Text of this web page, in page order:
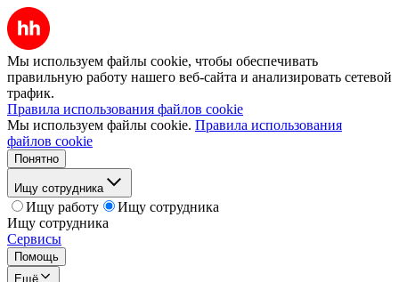
Мы используем файлы cookie, чтобы обеспечивать
правильную работу нашего веб-сайта и анализировать сетевой
трафик.
Правила использования файлов cookie
Мы используем файлы cookie. Правила использования
файлов cookie
Понятно
Ищу сотрудника
Ищу работу
Ищу сотрудника
Ищу сотрудника
Сервисы
Помощь
Ещё